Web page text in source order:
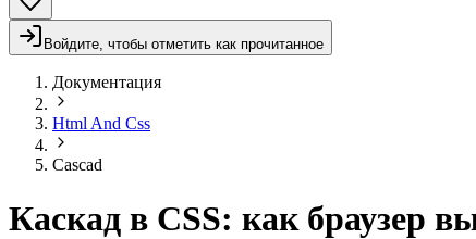
Войдите, чтобы отметить как прочитанное
Документация
Html And Css
Cascad
Каскад в CSS: как браузер